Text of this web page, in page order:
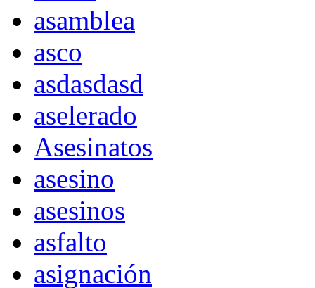
asamblea
asco
asdasdasd
aselerado
Asesinatos
asesino
asesinos
asfalto
asignación